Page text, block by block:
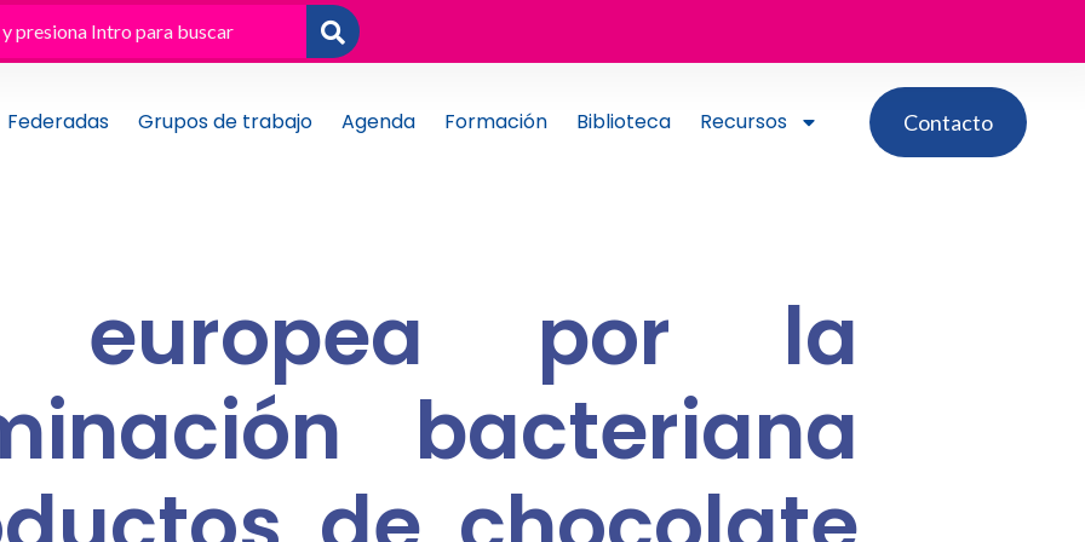
Federadas Grupos de trabajo Agenda Formación Biblioteca Recursos Contacto
europea por la
bacteriana